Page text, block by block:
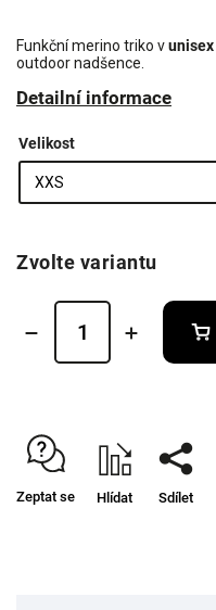
Funkční merino triko vunisex
outdoor nadšence.
Detailní informace
Velikost
Zvolte variantu
Zeptat se Hlídat Sdílet